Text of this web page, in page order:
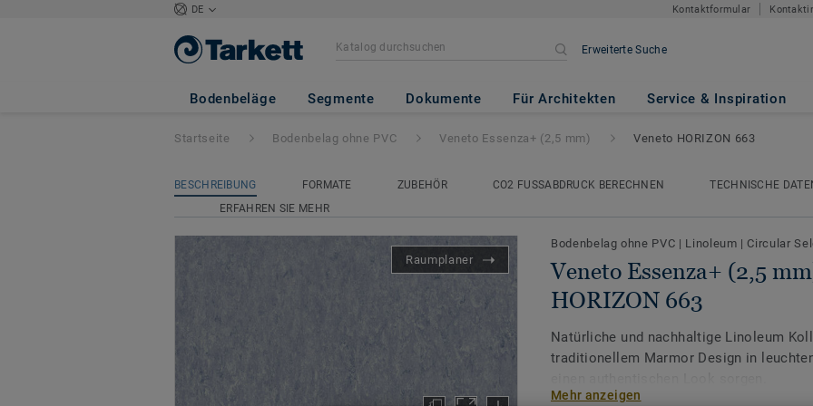
DE Kontaktformular
Erweiterte Suche
Bodenbeläge Segmente Dokumente Für Architekten Service & Inspiration
Veneto Essenza+ (2,5 mm) - Veneto HORIZON
Startseite Bodenbelag ohne PVC Veneto Essenza+ (2,5 mm) Veneto HORIZON 663
BESCHREIBUNG FORMATE ZUBEHÖR CO2 FUSSABDRUCK BERECHNEN
TECHNISCHE
ERFAHREN SIE MEHR
Raumplaner
Bodenbelag ohne PVC | Linoleum | Circular
Veneto Essenza+ (2,5
HORIZON 663
Natürliche und nachhaltige Linoleum
traditionellem Marmor Design in
Mehr anzeigen